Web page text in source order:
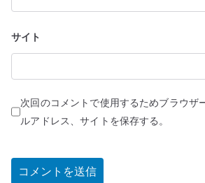
サイト
次回のコメントで使用するためブラウザ
ルアドレス、サイトを保存する。